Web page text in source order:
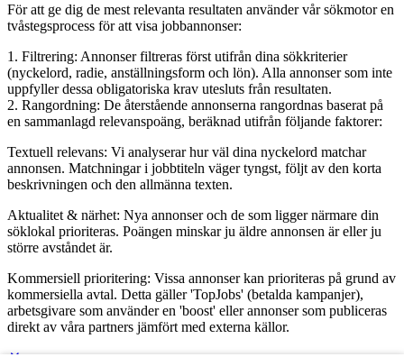
För att ge dig de mest relevanta resultaten använder vår sökmotor en
tvåstegsprocess för att visa jobbannonser:
1. Filtrering: Annonser filtreras först utifrån dina sökkriterier
(nyckelord, radie, anställningsform och lön). Alla annonser som inte
uppfyller dessa obligatoriska krav utesluts från resultaten.
2. Rangordning: De återstående annonserna rangordnas baserat på
en sammanlagd relevanspoäng, beräknad utifrån följande faktorer:
Textuell relevans: Vi analyserar hur väl dina nyckelord matchar
annonsen. Matchningar i jobbtiteln väger tyngst, följt av den korta
beskrivningen och den allmänna texten.
Aktualitet & närhet: Nya annonser och de som ligger närmare din
söklokal prioriteras. Poängen minskar ju äldre annonsen är eller ju
större avståndet är.
Kommersiell prioritering: Vissa annonser kan prioriteras på grund av
kommersiella avtal. Detta gäller 'TopJobs' (betalda kampanjer),
arbetsgivare som använder en 'boost' eller annonser som publiceras
direkt av våra partners jämfört med externa källor.